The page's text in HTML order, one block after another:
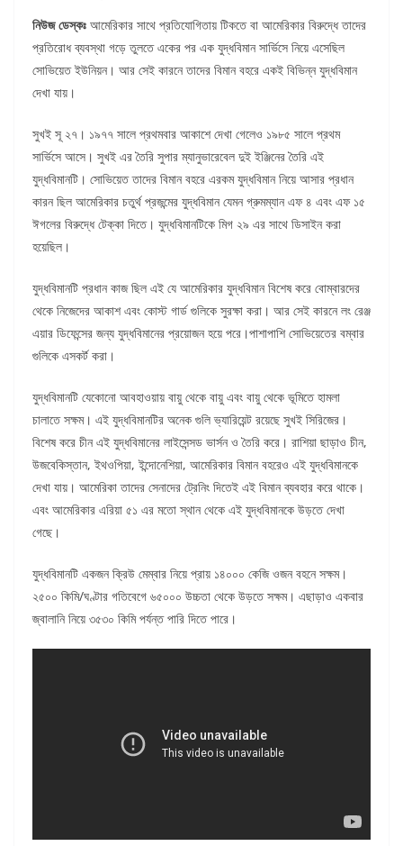
নিউজ ডেস্কঃ আমেরিকার সাথে প্রতিযোগিতায় টিকতে বা আমেরিকার বিরুদ্ধে তাদের
প্রতিরোধ ব্যবস্থা গড়ে তুলতে একের পর এক যুদ্ধবিমান সার্ভিসে নিয়ে এসেছিল
সোভিয়েত ইউনিয়ন। আর সেই কারনে তাদের বিমান বহরে একই বিভিন্ন যুদ্ধবিমান
দেখা যায়।
সুখই সূ ২৭। ১৯৭৭ সালে প্রথমবার আকাশে দেখা গেলেও ১৯৮৫ সালে প্রথম
সার্ভিসে আসে। সুখই এর তৈরি সুপার ম্যানুভারেবেল দুই ইঞ্জিনের তৈরি এই
যুদ্ধবিমানটি। সোভিয়েত তাদের বিমান বহরে এরকম যুদ্ধবিমান নিয়ে আসার প্রধান
কারন ছিল আমেরিকার চতুর্থ প্রজন্মের যুদ্ধবিমান যেমন গ্রুমম্যান এফ ৪ এবং এফ ১৫
ঈগলের বিরুদ্ধে টেক্কা দিতে। যুদ্ধবিমানটিকে মিগ ২৯ এর সাথে ডিসাইন করা
হয়েছিল।
যুদ্ধবিমানটি প্রধান কাজ ছিল এই যে আমেরিকার যুদ্ধবিমান বিশেষ করে বোম্বারদের
থেকে নিজেদের আকাশ এবং কোস্ট গার্ড গুলিকে সুরক্ষা করা। আর সেই কারনে লং রেঞ্জ
এয়ার ডিফেন্সের জন্য যুদ্ধবিমানের প্রয়োজন হয়ে পরে।পাশাপাশি সোভিয়েতের বম্বার
গুলিকে এসকর্ট করা।
যুদ্ধবিমানটি যেকোনো আবহাওয়ায় বায়ু থেকে বায়ু এবং বায়ু থেকে ভূমিতে হামলা
চালাতে সক্ষম। এই যুদ্ধবিমানটির অনেক গুলি ভ্যারিয়েন্ট রয়েছে সুখই সিরিজের।
বিশেষ করে চীন এই যুদ্ধবিমানের লাইসেন্সড ভার্সন ও তৈরি করে। রাশিয়া ছাড়াও চীন,
উজবেকিস্তান, ইথওপিয়া, ইন্দোনেশিয়া, আমেরিকার বিমান বহরেও এই যুদ্ধবিমানকে
দেখা যায়। আমেরিকা তাদের সেনাদের ট্রেনিং দিতেই এই বিমান ব্যবহার করে থাকে।
এবং আমেরিকার এরিয়া ৫১ এর মতো স্থান থেকে এই যুদ্ধবিমানকে উড়তে দেখা
গেছে।
যুদ্ধবিমানটি একজন ক্রিউ মেম্বার নিয়ে প্রায় ১৪০০০ কেজি ওজন বহনে সক্ষম।
২৫০০ কিমি/ঘণ্টার গতিবেগে ৬৫০০০ উচ্চতা থেকে উড়তে সক্ষম। এছাড়াও একবার
জ্বালানি নিয়ে ৩৫৩০ কিমি পর্যন্ত পারি দিতে পারে।